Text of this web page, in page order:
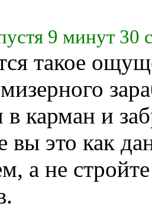
9 минут 30
такое
в карман и
это как
а не